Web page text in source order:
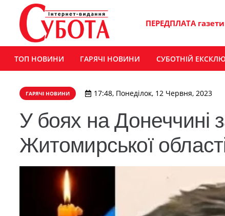
ПЕРЕДПЛАТА газети
ТОП НОВИНИ ГАРЯЧІ НОВИНИ СУБОТНІЙ
ГАРЯЧІ НОВИНИ 17:48, Понеділок, 12 Червня, 2023
У боях на Донеччині
Житомирської